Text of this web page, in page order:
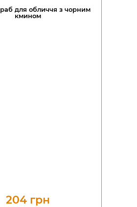
для обличчя з чорним
кмином
204 грн